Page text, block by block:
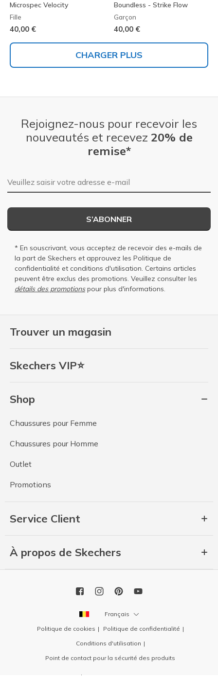
Microspec Velocity
Fille
40,00 €
Boundless - Strike Flow
Garçon
40,00 €
CHARGER PLUS
Trouver un magasin
Skechers VIP⭐
Shop
Chaussures pour Femme
Chaussures pour Homme
Outlet
Promotions
Service Client
À propos de Skechers
Rejoignez-nous pour recevoir les
nouveautés et recevez 20% de
remise*
Adresse e-mail
S’ABONNER
* En souscrivant, vous acceptez de recevoir des e-mails de
la part de Skechers et approuvez les Politique de
confidentialité et conditions d'utilisation. Certains articles
peuvent être exclus des promotions. Veuillez consulter les
détails des promotionspour plus d'informations.
Français
Politique de cookies
Politique de confidentialité
Conditions d'utilisation
Point de contact pour la sécurité des produits
Copyright 2026 SKECHERS USA, Inc.